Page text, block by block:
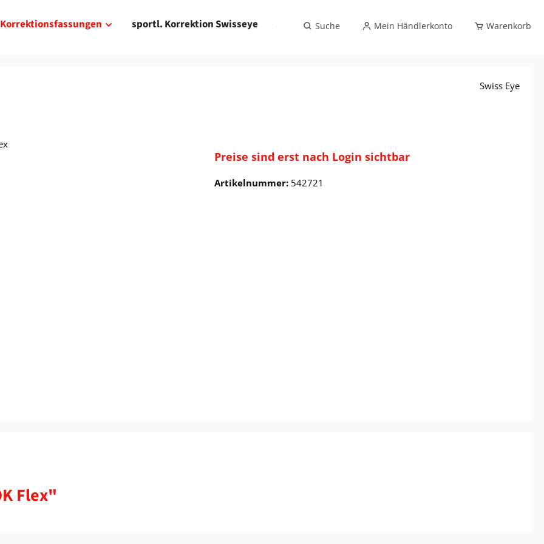
Korrektionsfassungen sportl. Korrektion Swisseye Sportbrillenverglasung (exklusiv Optikfachhandel)
Suche Mein Händlerkonto Warenkorb
Swiss Eye
Preise sind erst nach Login sichtbar
Artikelnummer: 542721
Flex"